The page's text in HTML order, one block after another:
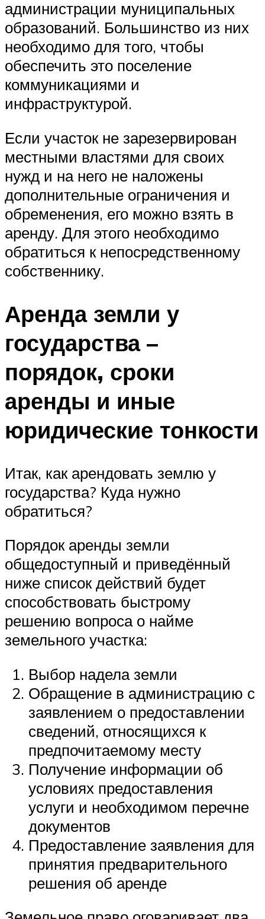
администрации муниципальных
образований. Большинство из них
необходимо для того, чтобы
обеспечить это поселение
коммуникациями и
инфраструктурой.
Если участок не зарезервирован
местными властями для своих
нужд и на него не наложены
дополнительные ограничения и
обременения, его можно взять в
аренду. Для этого необходимо
обратиться к непосредственному
собственнику.
Аренда земли у
государства –
порядок, сроки
аренды и иные
юридические тонкости
Итак, как арендовать землю у
государства? Куда нужно
обратиться?
Порядок аренды земли
общедоступный и приведённый
ниже список действий будет
способствовать быстрому
решению вопроса о найме
земельного участка:
Выбор надела земли
Обращение в администрацию с
заявлением о предоставлении
сведений, относящихся к
предпочитаемому месту
Получение информации об
условиях предоставления
услуги и необходимом перечне
документов
Предоставление заявления для
принятия предварительного
решения об аренде